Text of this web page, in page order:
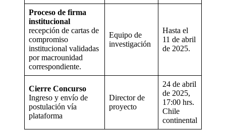
Proceso de firma
institucional
recepción de cartas de
compromiso
institucional validadas
por macrounidad
correspondiente.
Equipo de
investigación
Hasta el
11 de abril
de 2025.
Cierre Concurso
Ingreso y envío de
postulación vía
plataforma
Director de
proyecto
24 de abril
de 2025,
17:00 hrs.
Chile
continental